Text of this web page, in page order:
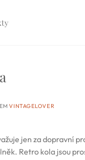
VINTAGELOVER
jen za dopravní
Retro kola jsou